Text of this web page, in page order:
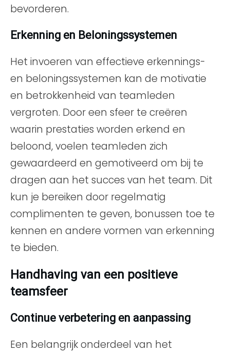
bevorderen.
Erkenning en Beloningssystemen
Het invoeren van effectieve erkennings-
en beloningssystemen kan de motivatie
en betrokkenheid van teamleden
vergroten. Door een sfeer te creëren
waarin prestaties worden erkend en
beloond, voelen teamleden zich
gewaardeerd en gemotiveerd om bij te
dragen aan het succes van het team. Dit
kun je bereiken door regelmatig
complimenten te geven, bonussen toe te
kennen en andere vormen van erkenning
te bieden.
Handhaving van een positieve
teamsfeer
Continue verbetering en aanpassing
Een belangrijk onderdeel van het